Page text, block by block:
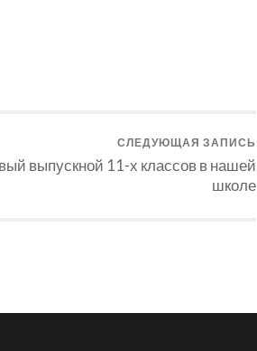
СЛЕДУЮЩАЯ ЗАПИСЬ
выпускной 11-х классов в нашей
школе